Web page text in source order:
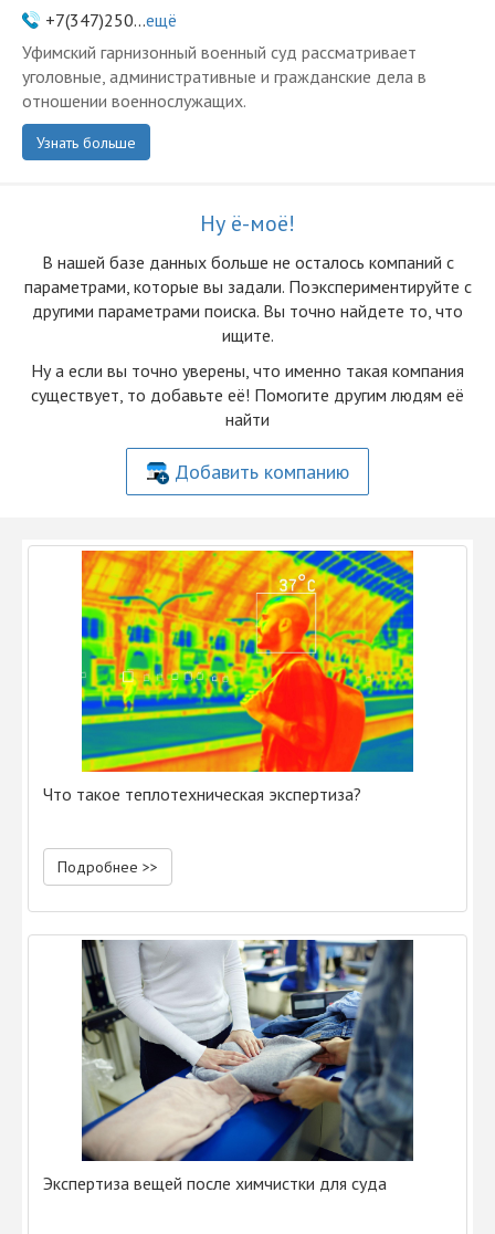
+7(347)250...ещё
Уфимский гарнизонный военный суд рассматривает
уголовные, административные и гражданские дела в
отношении военнослужащих.
Узнать больше
Ну ё-моё!
В нашей базе данных больше не осталоcь компаний с
параметрами, которые вы задали. Поэкспериментируйте с
другими параметрами поиска. Вы точно найдете то, что
ищите.
Ну а если вы точно уверены, что именно такая компания
существует, то добавьте её! Помогите другим людям её
найти
Добавить компанию
Что такое теплотехническая экспертиза?
Подробнее >>
Экспертиза вещей после химчистки для суда